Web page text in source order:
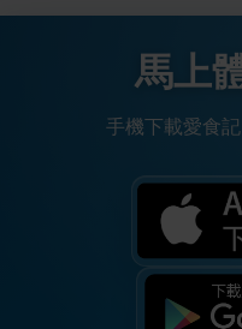
馬上
手機下載愛食